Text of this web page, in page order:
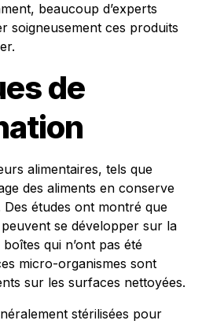
beaucoup d’experts
soigneusement ces produits
de
alimentaires, tels que
des aliments en conserve
études ont montré que
se développer sur la
qui n’ont pas été
micro-organismes sont
sur les surfaces nettoyées.
stérilisées pour